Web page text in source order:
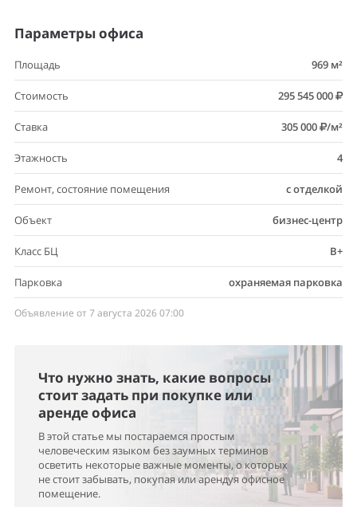
Параметры офиса
Площадь 969 м²
Стоимость 295 545 000
Ставка 305 000 /м²
Этажность 4
Ремонт, состояние помещения с отделкой
Объект бизнес-центр
Класс БЦ B+
Парковка охраняемая парковка
Объявление от 7 августа 2026 07:00
Что нужно знать, какие вопросы
стоит задать при покупке или
аренде офиса
В этой статье мы постараемся простым
человеческим языком без заумных терминов
осветить некоторые важные моменты, о которых
не стоит забывать, покупая или арендуя офисное
помещение.